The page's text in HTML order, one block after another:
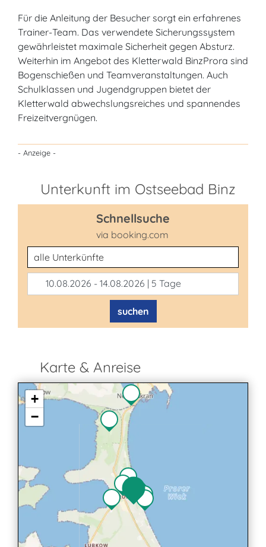
Für die Anleitung der Besucher sorgt ein erfahrenes
Trainer-Team. Das verwendete Sicherungssystem
gewährleistet maximale Sicherheit gegen Absturz.
Weiterhin im Angebot des Kletterwald BinzProra sind
Bogenschießen und Teamveranstaltungen. Auch
Schulklassen und Jugendgruppen bietet der
Kletterwald abwechslungsreiches und spannendes
Freizeitvergnügen.
- Anzeige -
Unterkunft im Ostseebad Binz
Schnellsuche
via booking.com
Unterkunftsart
10.08.2026 - 14.08.2026 | 5 Tage
suchen
Karte & Anreise
+
−